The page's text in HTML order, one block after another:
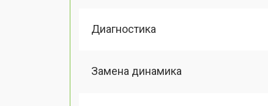
Диагностика
Замена динамика